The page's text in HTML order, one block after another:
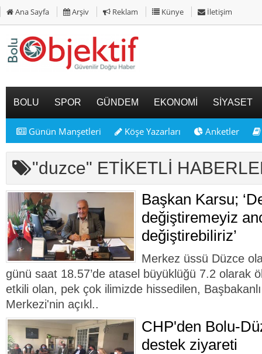
Ana Sayfa Arşiv Reklam Künye İletişim
BOLU SPOR GÜNDEM EKONOMİ SİYASET
Günün Manşetleri Köşe Yazarları Anketler
"duzce" ETİKETLİ
Başkan Karsu;
değiştiremeyiz
değiştirebiliriz’
Merkez üssü Düzce
günü saat 18.57’de atasel büyüklüğü 7.2 olarak
etkili olan, pek çok ilimizde hissedilen,
Merkezi'nin açıkl..
CHP'den Bolu-
destek ziyareti